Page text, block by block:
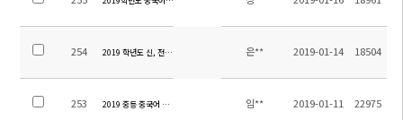
254 2019 학년도 신, 전편입생 학비 안내 은** 2019-01-14 18504
253 2019 중등 중국어 교재 안내 임** 2019-01-11 22975